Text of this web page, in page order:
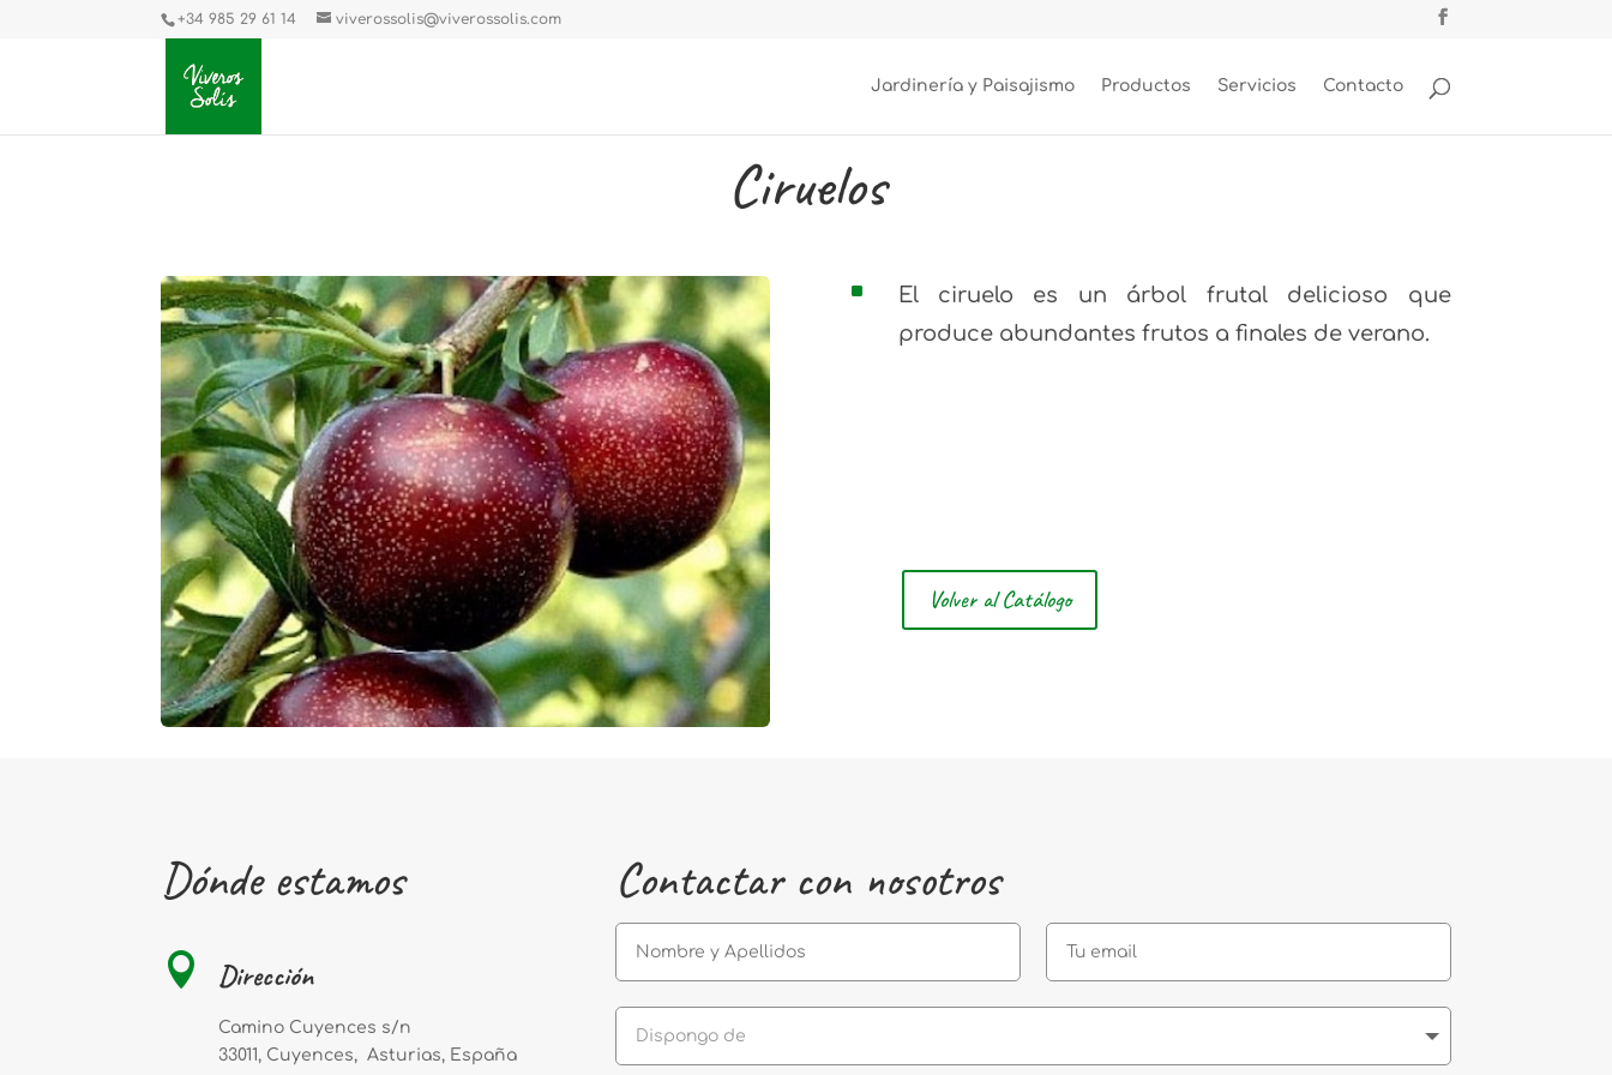
+34 985 29 61 14 viverossolis@viverossolis.com
Jardinería y Paisajismo Productos Servicios Contacto
Ciruelos
^
El ciruelo es un árbol frutal delicioso que
produce abundantes frutos a finales de verano.
Volver al Catálogo
Dónde estamos
 Dirección
Camino Cuyences s/n
33011, Cuyences, Asturias, España
Contactar con nosotros